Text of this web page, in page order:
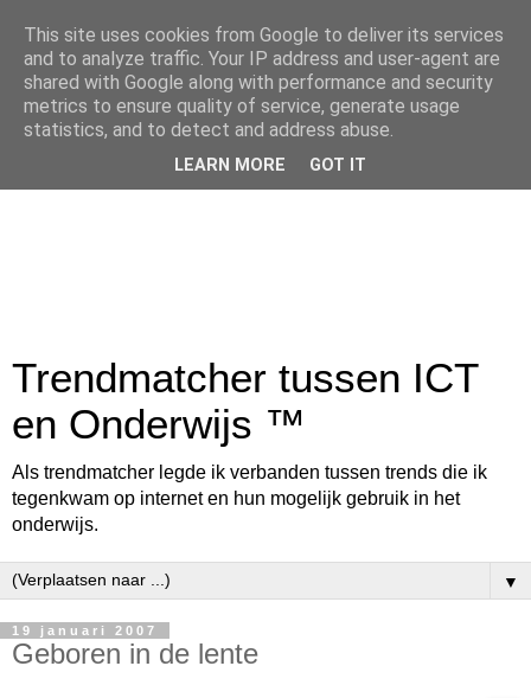
Trendmatcher tussen ICT
en Onderwijs ™
Als trendmatcher legde ik verbanden tussen trends die ik
tegenkwam op internet en hun mogelijk gebruik in het
onderwijs.
▼
19 januari 2007
Geboren in de lente
This site uses cookies from Google to deliver its services
and to analyze traffic. Your IP address and user-agent are
shared with Google along with performance and security
metrics to ensure quality of service, generate usage
statistics, and to detect and address abuse.
LEARN MORE GOT IT